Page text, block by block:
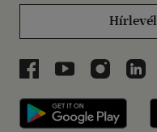
Libri a Facebookon
Libri aLibri az